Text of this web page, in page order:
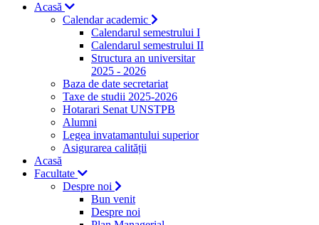
Acasă
Calendar academic
Calendarul semestrului I
Calendarul semestrului II
Structura an universitar
2025 - 2026
Baza de date secretariat
Taxe de studii 2025-2026
Hotarari Senat UNSTPB
Alumni
Legea invatamantului superior
Asigurarea calității
Acasă
Facultate
Despre noi
Bun venit
Despre noi